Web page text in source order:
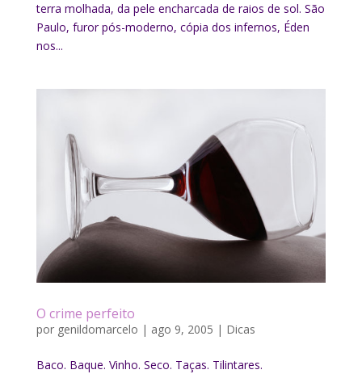
terra molhada, da pele encharcada de raios de sol. São
Paulo, furor pós-moderno, cópia dos infernos, Éden
nos...
O crime perfeito
por genildomarcelo | ago 9, 2005 | Dicas
Baco. Baque. Vinho. Seco. Taças. Tilintares.